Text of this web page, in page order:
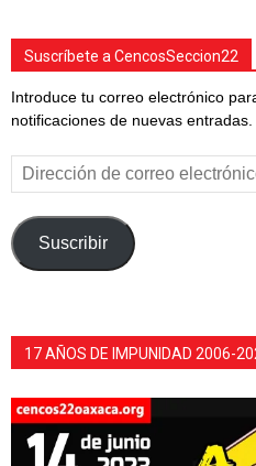
Suscríbete a CencosSeccion22
Introduce tu correo electrónico
notificaciones de nuevas entradas.
Dirección
de
electrónico
Suscribir
17 AÑOS DE IMPUNIDAD 2006-